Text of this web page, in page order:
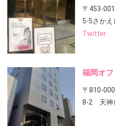
〒453-
5-5さかえ
Twitter
福岡オ
〒810-
8-2 天神